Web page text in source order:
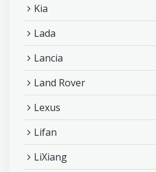
Kia
Lada
Lancia
Land Rover
Lexus
Lifan
LiXiang